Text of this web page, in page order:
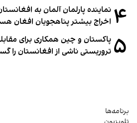
۴ نماینده پارلمان آلمان به
اخراج بیشتر پناهجویان افغان
۵ پاکستان و چین همکاری برای
تروریستی ناشی از افغانستان را
برنامه‌ها